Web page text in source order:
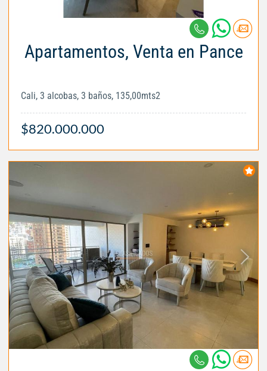
Apartamentos, Venta en Pance
Cali, 3 alcobas, 3 baños, 135,00mts2
$820.000.000